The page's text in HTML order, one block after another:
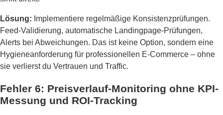
Lösung: Implementiere regelmäßige Konsistenzprüfungen.
Feed-Validierung, automatische Landingpage-Prüfungen,
Alerts bei Abweichungen. Das ist keine Option, sondern eine
Hygieneanforderung für professionellen E-Commerce – ohne
sie verlierst du Vertrauen und Traffic.
Fehler 6: Preisverlauf-Monitoring ohne KPI-
Messung und ROI-Tracking